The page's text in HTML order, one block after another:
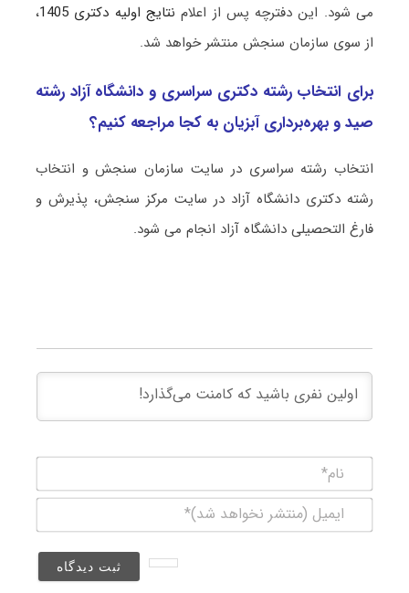
می شود. این دفترچه پس از اعلام نتایج اولیه دکتری 1405
،
از سوی سازمان سنجش منتشر خواهد شد.
برای انتخاب رشته دکتری سراسری و دانشگاه آزاد رشته
صید و ﺑﻬﺮهﺑﺮداری آﺑﺰیان به کجا مراجعه کنیم؟
انتخاب رشته سراسری در سایت سازمان سنجش و انتخاب
رشته دکتری دانشگاه آزاد در سایت مرکز سنجش، پذیرش و
فارغ التحصیلی دانشگاه آزاد انجام می شود.
(منتشر